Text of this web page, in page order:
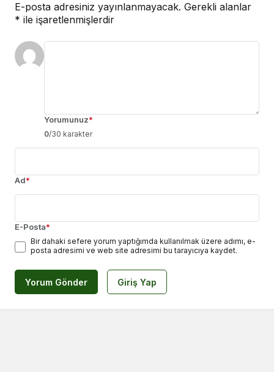
E-posta adresiniz yayınlanmayacak. Gerekli alanlar
* ile işaretlenmişlerdir
Yorumunuz*
0/30 karakter
Ad*
E-Posta*
Bir dahaki sefere yorum yaptığımda kullanılmak üzere adımı, e-
posta adresimi ve web site adresimi bu tarayıcıya kaydet.
Yorum Gönder Giriş Yap